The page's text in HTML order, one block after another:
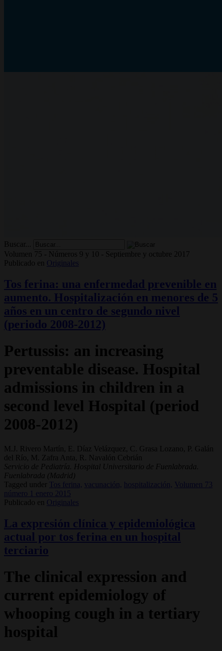
Buscar...
Volumen 75 - Números 9 y 10 - Septiembre y octubre 2017
Publicado en
Originales
Tos ferina: una enfermedad prevenible en
aumento. Hospitalización en menores de 5
años en un centro de segundo nivel
(periodo 2008-2012)
Pertussis: an increasing
preventable disease. Hospital
admissions in children in a
second level Hospital (period
2008-2012)
M.J. Rivero Martín, E. Díaz Velázquez, C. Grasa Lozano, P. Galán
del Río, M. Zafra Anta, R. Navalón Cebrián
Servicio de Pediatría. Hospital Universitario de Fuenlabrada.
Fuenlabrada (Madrid)
Tagged under
Tos ferina, vacunación, hospitalización,
Volumen 73
número 1 enero 2015
Publicado en
Originales
La expresión clínica y epidemiológica
actual por tos ferina en un hospital
terciario
The clinical expression and
current epidemiology of
whooping cough in a tertiary
hospital